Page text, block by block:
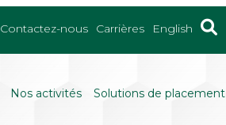
Contactez-nous Carrières English
Nos activités Solutions de placement